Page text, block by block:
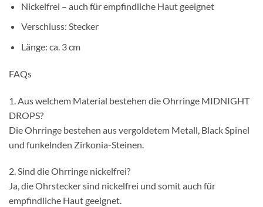
Nickelfrei – auch für empfindliche Haut geeignet
Verschluss: Stecker
Länge: ca. 3 cm
FAQs
1. Aus welchem Material bestehen die Ohrringe MIDNIGHT
DROPS?
Die Ohrringe bestehen aus vergoldetem Metall, Black Spinel
und funkelnden Zirkonia-Steinen.
2. Sind die Ohrringe nickelfrei?
Ja, die Ohrstecker sind nickelfrei und somit auch für
empfindliche Haut geeignet.